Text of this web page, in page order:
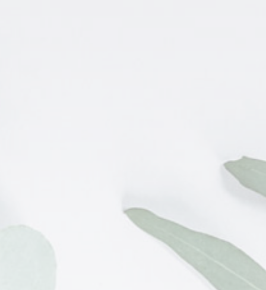
+54 11 48010355
+54 911 31595917
info@armandofloreria.com.ar